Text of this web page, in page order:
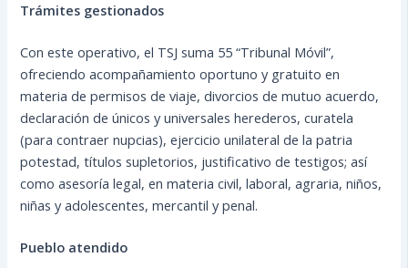
Trámites gestionados
Con este operativo, el TSJ suma 55 “Tribunal Móvil”,
ofreciendo acompañamiento oportuno y gratuito en
materia de permisos de viaje, divorcios de mutuo acuerdo,
declaración de únicos y universales herederos, curatela
(para contraer nupcias), ejercicio unilateral de la patria
potestad, títulos supletorios, justificativo de testigos; así
como asesoría legal, en materia civil, laboral, agraria, niños,
niñas y adolescentes, mercantil y penal.
Pueblo atendido